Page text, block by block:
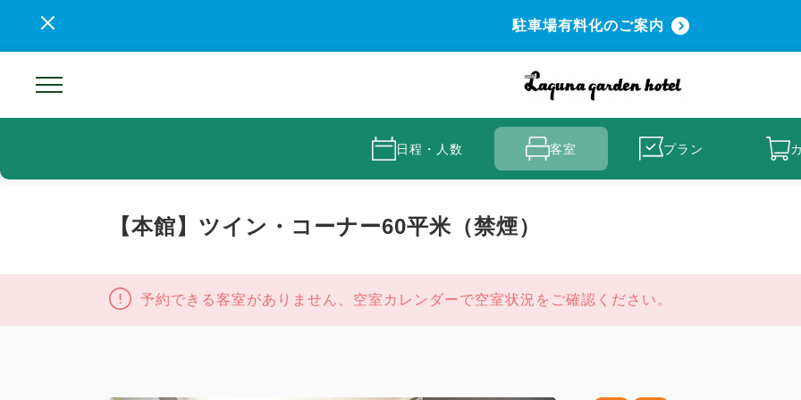
駐車場有料化のご案内
日程・人数 客室 プラン
【本館】ツイン・コーナー60平米（禁煙）
予約できる客室がありません、空室カレンダーで空室状況をご確認ください。